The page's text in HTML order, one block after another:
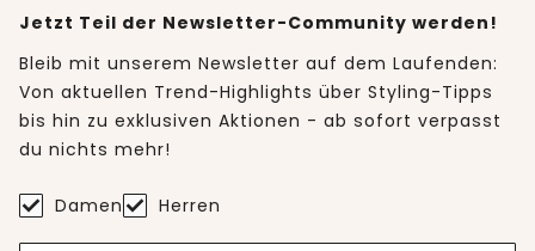
Jetzt Teil der Newsletter-Community werden!
Bleib mit unserem Newsletter auf dem Laufenden:
Von aktuellen Trend-Highlights über Styling-Tipps
bis hin zu exklusiven Aktionen - ab sofort verpasst
du nichts mehr!
Damen Herren